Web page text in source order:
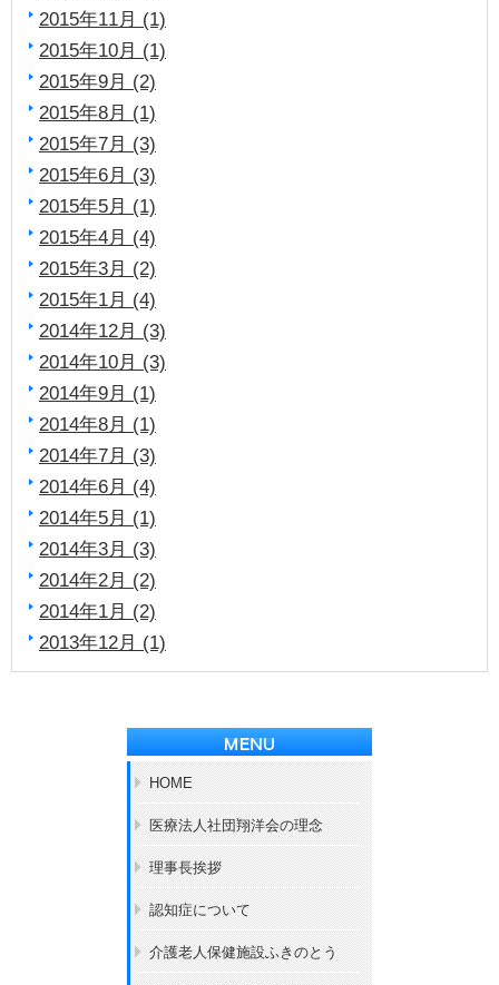
2015年11月 (1)
2015年10月 (1)
2015年9月 (2)
2015年8月 (1)
2015年7月 (3)
2015年6月 (3)
2015年5月 (1)
2015年4月 (4)
2015年3月 (2)
2015年1月 (4)
2014年12月 (3)
2014年10月 (3)
2014年9月 (1)
2014年8月 (1)
2014年7月 (3)
2014年6月 (4)
2014年5月 (1)
2014年3月 (3)
2014年2月 (2)
2014年1月 (2)
2013年12月 (1)
HOME
医療法人社団翔洋会の理念
理事長挨拶
認知症について
介護老人保健施設ふきのとう